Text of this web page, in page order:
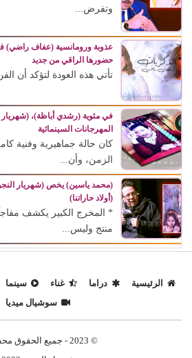
وتفرض...
عذوبة ورومانسية (عفاف راضي)
حضورها الراقي من جديد
تأتي هذه العودة لتؤكد أن
في مئوية (رشدي أباظة)،
المهرجانات السينمائية
كان حالة جماهيرية وفنية
الزمن، وأن...
(محمد ياسين) يخص (شهريار
(أولاد حاراتنا)
* المخرج الكبير يكشف
منتج وليس...
الرئيسية دراما غناء سينما
سوشيال ميديا
© 2023 - جميع الحقوق محفوظة.